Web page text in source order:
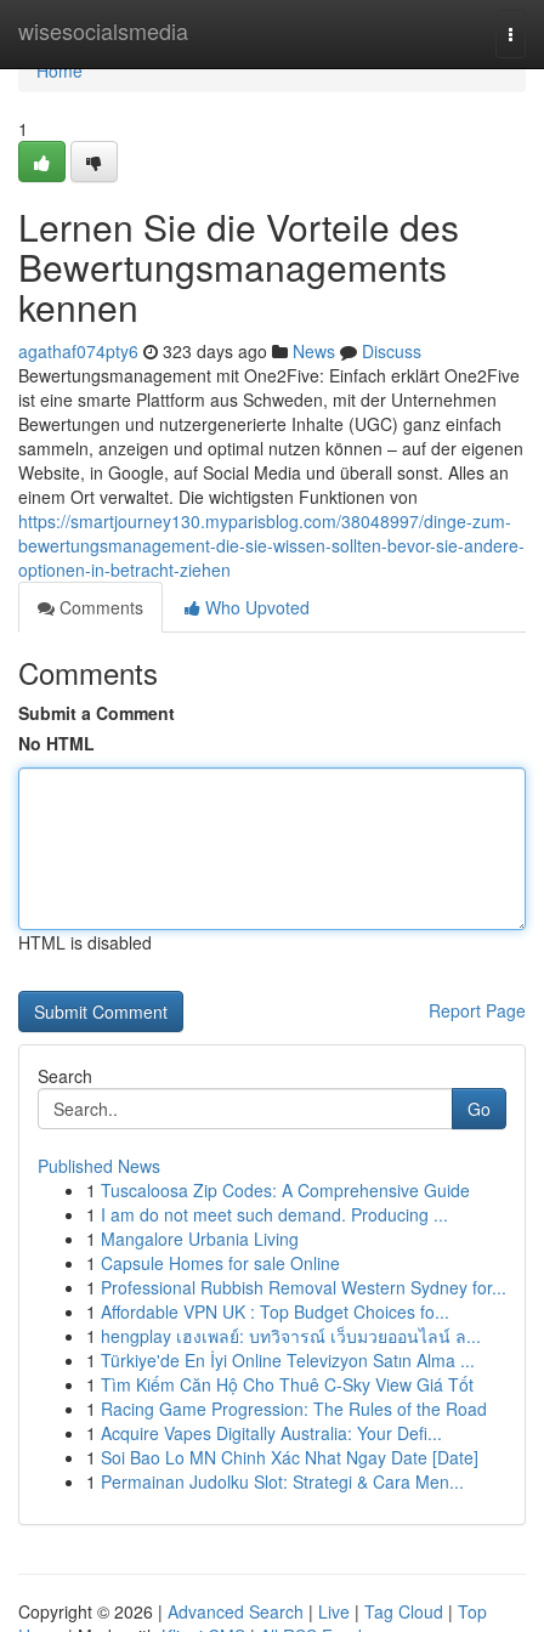
wisesocialsmedia
Home
Home
1
Lernen Sie die Vorteile des
Bewertungsmanagements
kennen
agathaf074pty6 323 days ago News
Discuss
Bewertungsmanagement mit One2Five: Einfach erklärt One2Five
ist eine smarte Plattform aus Schweden, mit der Unternehmen
Bewertungen und nutzergenerierte Inhalte (UGC) ganz einfach
sammeln, anzeigen und optimal nutzen können – auf der eigenen
Website, in Google, auf Social Media und überall sonst. Alles an
einem Ort verwaltet. Die wichtigsten Funktionen von
https://smartjourney130.myparisblog.com/38048997/dinge-zum-
bewertungsmanagement-die-sie-wissen-sollten-bevor-sie-andere-
optionen-in-betracht-ziehen
Comments
Who Upvoted
Comments
Submit a Comment
No HTML
HTML is disabled
Report Page
Search
Go
Published News
1 Tuscaloosa Zip Codes: A Comprehensive Guide
1 I am do not meet such demand. Producing ...
1 Mangalore Urbania Living
1 Capsule Homes for sale Online
1 Professional Rubbish Removal Western Sydney for...
1 Affordable VPN UK : Top Budget Choices fo...
1 hengplay เฮงเพลย์: บทวิจารณ์ เว็บมวยออนไลน์ ล...
1 Türkiye'de En İyi Online Televizyon Satın Alma ...
1 Tìm Kiếm Căn Hộ Cho Thuê C-Sky View Giá Tốt
1 Racing Game Progression: The Rules of the Road
1 Acquire Vapes Digitally Australia: Your Defi...
1 Soi Bao Lo MN Chinh Xác Nhat Ngay Date [Date]
1 Permainan Judolku Slot: Strategi & Cara Men...
Copyright © 2026 | Advanced Search | Live | Tag Cloud | Top